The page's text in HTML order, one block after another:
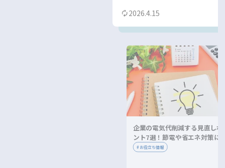
2026.4.15
企業の電気代削減する見直しポ
ント7選！節電や省エネ対策に
ながる方法を紹介！
#お役立ち情報